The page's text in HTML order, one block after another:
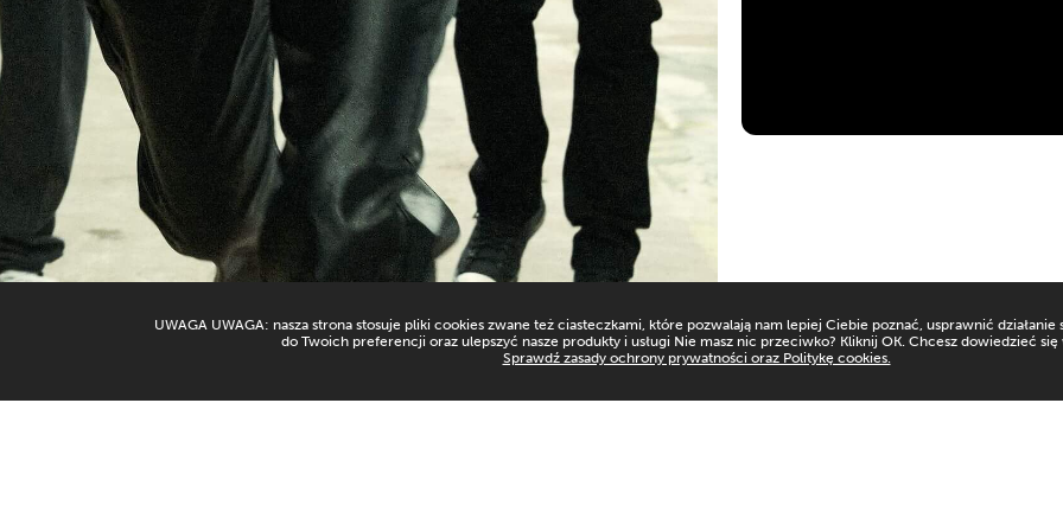
UWAGA UWAGA: nasza strona stosuje pliki cookies zwane też ciasteczkami, które pozwalają nam lepiej Ciebie poznać, usprawnić
do Twoich preferencji oraz ulepszyć nasze produkty i usługi Nie masz nic przeciwko? Kliknij OK. Chcesz dowiedzieć się
Sprawdź zasady ochrony prywatności oraz Politykę cookies.